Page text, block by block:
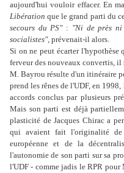
aujourd'hui vouloir effacer. En
Libération que le grand parti du
secours du PS": "Ni de près ni
socialistes", prévenait-il alors.
Si on ne peut écarter l'hypothèse
ferveur des nouveaux convertis, il
M. Bayrou résulte d'un itinéraire
prend les rênes de l'UDF, en
accords conclus par plusieurs
Mais son parti est déjà
plasticité de Jacques Chirac a
qui avaient fait l'originalité
européenne et de la
l'autonomie de son parti sur sa
l'UDF - comme jadis le RPR